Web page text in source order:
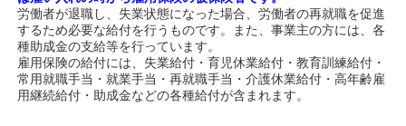
労働者が退職し、失業状態になった場合、労働者の再就職を促進
するため必要な給付を行うものです。また、事業主の方には、各
種助成金の支給等を行っています。
雇用保険の給付には、失業給付・育児休業給付・教育訓練給付・
常用就職手当・就業手当・再就職手当・介護休業給付・高年齢雇
用継続給付・助成金などの各種給付が含まれます。